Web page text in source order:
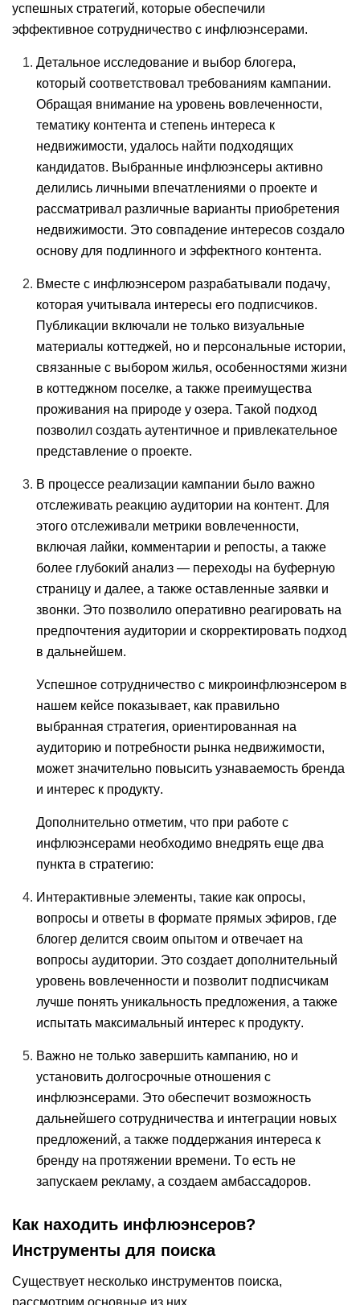
успешных стратегий, которые обеспечили
эффективное сотрудничество с инфлюэнсерами.
Детальное исследование и выбор блогера,
который соответствовал требованиям кампании.
Обращая внимание на уровень вовлеченности,
тематику контента и степень интереса к
недвижимости, удалось найти подходящих
кандидатов. Выбранные инфлюэнсеры активно
делились личными впечатлениями о проекте и
рассматривал различные варианты приобретения
недвижимости. Это совпадение интересов создало
основу для подлинного и эффектного контента.
Вместе с инфлюэнсером разрабатывали подачу,
которая учитывала интересы его подписчиков.
Публикации включали не только визуальные
материалы коттеджей, но и персональные истории,
связанные с выбором жилья, особенностями жизни
в коттеджном поселке, а также преимущества
проживания на природе у озера. Такой подход
позволил создать аутентичное и привлекательное
представление о проекте.
В процессе реализации кампании было важно
отслеживать реакцию аудитории на контент. Для
этого отслеживали метрики вовлеченности,
включая лайки, комментарии и репосты, а также
более глубокий анализ — переходы на буферную
страницу и далее, а также оставленные заявки и
звонки. Это позволило оперативно реагировать на
предпочтения аудитории и скорректировать подход
в дальнейшем.
Успешное сотрудничество с микроинфлюэнсером в
нашем кейсе показывает, как правильно
выбранная стратегия, ориентированная на
аудиторию и потребности рынка недвижимости,
может значительно повысить узнаваемость бренда
и интерес к продукту.
Дополнительно отметим, что при работе с
инфлюэнсерами необходимо внедрять еще два
пункта в стратегию:
Интерактивные элементы, такие как опросы,
вопросы и ответы в формате прямых эфиров, где
блогер делится своим опытом и отвечает на
вопросы аудитории. Это создает дополнительный
уровень вовлеченности и позволит подписчикам
лучше понять уникальность предложения, а также
испытать максимальный интерес к продукту.
Важно не только завершить кампанию, но и
установить долгосрочные отношения с
инфлюэнсерами. Это обеспечит возможность
дальнейшего сотрудничества и интеграции новых
предложений, а также поддержания интереса к
бренду на протяжении времени. То есть не
запускаем рекламу, а создаем амбассадоров.
Как находить инфлюэнсеров?
Инструменты для поиска
Существует несколько инструментов поиска,
рассмотрим основные из них.